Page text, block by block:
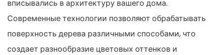
вписывались в архитектуру вашего дома.
Современные технологии позволяют обрабатывать
поверхность дерева различными способами, что
создает разнообразие цветовых оттенков и